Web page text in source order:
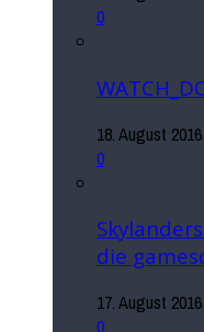
0
18. August 2016
0
die
17. August 2016
0